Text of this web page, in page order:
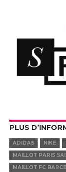
PLUS
ADIDAS NIKE
MAILLOT PARIS
MAILLOT FC